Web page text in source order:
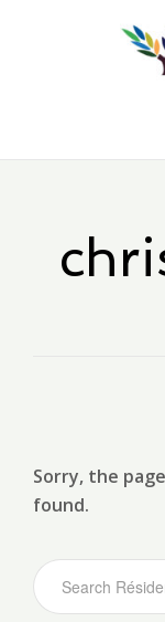
Sorry, the
found.